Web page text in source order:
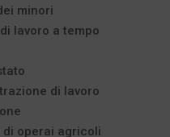
minori
lavoro a tempo
di lavoro
di operai agricoli